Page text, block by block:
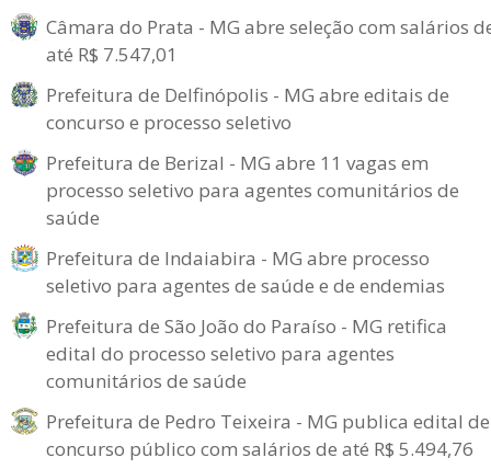
Câmara do Prata - MG abre seleção com salários
até R$ 7.547,01
Prefeitura de Delfinópolis - MG abre editais de
concurso e processo seletivo
Prefeitura de Berizal - MG abre 11 vagas em
processo seletivo para agentes comunitários de
saúde
Prefeitura de Indaiabira - MG abre processo
seletivo para agentes de saúde e de endemias
Prefeitura de São João do Paraíso - MG retifica
edital do processo seletivo para agentes
comunitários de saúde
Prefeitura de Pedro Teixeira - MG publica edital de
concurso público com salários de até R$ 5.494,76